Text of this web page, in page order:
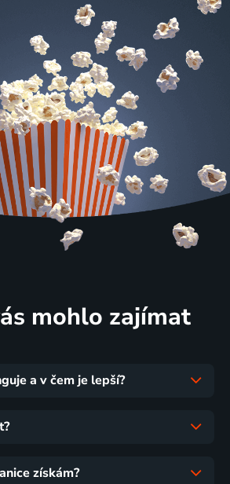
mohlo zajímat
a v čem je lepší?
získám?